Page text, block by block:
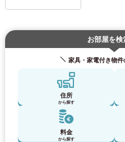
お部屋を検
家具・家電付き物件
住所
から探す
料金
から探す